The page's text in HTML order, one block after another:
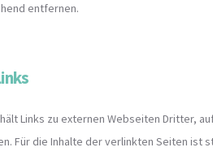
entfernen.
Links zu externen Webseiten Dritter,
Für die Inhalte der verlinkten Seiten